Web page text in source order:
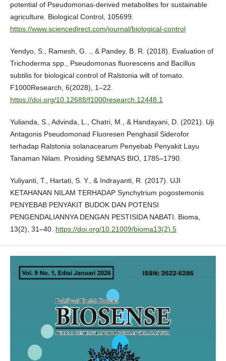
potential of Pseudomonas-derived metabolites for sustainable
agriculture. Biological Control, 105699.
https://www.sciencedirect.com/journal/biological-control
Yendyo, S., Ramesh, G. ., & Pandey, B. R. (2018). Evaluation of
Trichoderma spp., Pseudomonas fluorescens and Bacillus
subtilis for biological control of Ralstonia wilt of tomato.
F1000Research, 6(2028), 1–22.
https://doi.org/10.12688/f1000research.12448.1
Yulianda, S., Advinda, L., Chatri, M., & Handayani, D. (2021). Uji
Antagonis Pseudomonad Fluoresen Penghasil Siderofor
terhadap Ralstonia solanacearum Penyebab Penyakit Layu
Tanaman Nilam. Prosiding SEMNAS BIO, 1785–1790.
Yuliyanti, T., Hartati, S. Y., & Indrayanti, R. (2017). UJI
KETAHANAN NILAM TERHADAP Synchytrium pogostemonis
PENYEBAB PENYAKIT BUDOK DAN POTENSI
PENGENDALIANNYA DENGAN PESTISIDA NABATI. Bioma,
13(2), 31–40. https://doi.org/10.21009/bioma13(2).5